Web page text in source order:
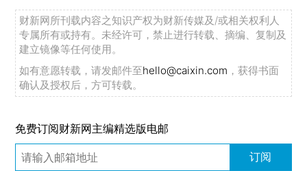
财新网所刊载内容之知识产权为财新传媒及/或相关权利人
专属所有或持有。未经许可，禁止进行转载、摘编、复制及
建立镜像等任何使用。
如有意愿转载，请发邮件至hello@caixin.com ，获得书面
确认及授权后，方可转载。
免费订阅财新网主编精选版电邮
订阅